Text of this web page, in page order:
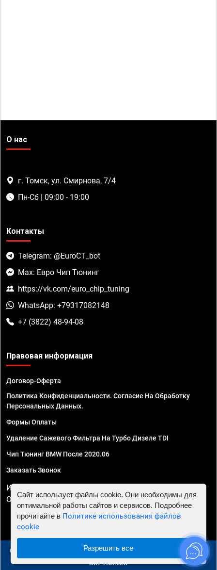
О нас
г. Томск, ул. Смирнова, 7/4
Пн-Сб | 09:00 - 19:00
Контакты
Telegram: @EuroCT_bot
Max: Евро Чип Тюнинг
https://vk.com/euro_chip_tuning
WhatsApp: +79317082148
+7 (3822) 48-94-08
Правовая информация
Договор-Оферта
Политика Конфиденциальности. Согласие На Обработку
Персональных Данных.
Формы Оплаты
Удаление Сажевого Фильтра На Турбо Дизеле TDI
Чип Тюнинг BMW После 2020.06
Заказать Звонок
ИП Смирнов Георгий Павлович. ИНН 781302555843,
ОГРНИП 324470400032610
© 2010 - 2026 Чип тюнинг в Томске - Автосервис "Евро
Чип Тюнинг"
Сайт использует файлы cookie. Они необходимы для
оптимальной работы сайтов и сервисов. Подробнее
прочитайте в Политике использования файлов
cookie
Разрешить все